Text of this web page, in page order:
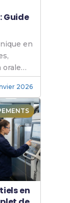
Guide
en
orale
2026
en